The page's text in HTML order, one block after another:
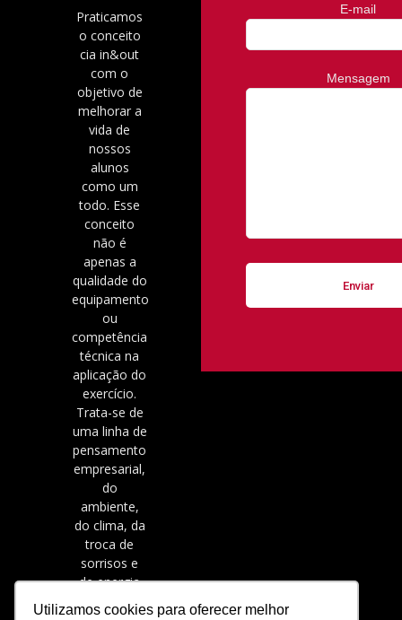
Utilizamos cookies para oferecer melhor
E-mail
Mensagem
Praticamos
o conceito
cia in&out
com o
objetivo de
melhorar a
vida de
nossos
alunos
como um
todo. Esse
conceito
não é
apenas a
qualidade do
equipamento
ou
competência
técnica na
aplicação do
exercício.
Trata-se de
uma linha de
pensamento
empresarial,
do
ambiente,
do clima, da
troca de
sorrisos e
de energia
positiva.